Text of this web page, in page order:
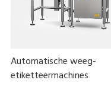
Automatische weeg-
etiketteermachines